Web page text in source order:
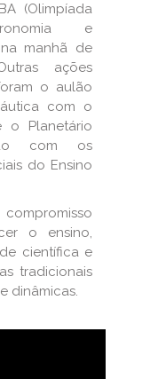
(Olimpíada
e
manhã de
ações
o aulão
com o
o Planetário
com os
do Ensino
o ensino,
científica e
tradicionais
dinâmicas.